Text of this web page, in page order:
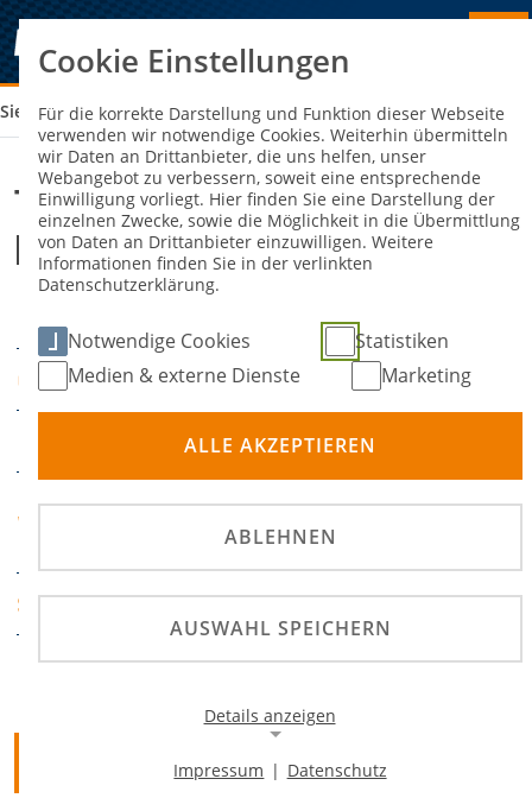
Sie sind hier: TRADITIONELLER SPEEDWAY 4 LÄNDERKAMPF
Traditioneller Speedway 4
Länderkampf
20. April 2025
ORT Pocking
Bahnsport
VERANSTALTER
MSC Pocking e.V. im
DMV
SPORTABTEILUNG DMV
Cookie Einstellungen
Für die korrekte Darstellung und Funktion dieser Webseite
verwenden wir notwendige Cookies. Weiterhin übermitteln
wir Daten an Drittanbieter, die uns helfen, unser
Webangebot zu verbessern, soweit eine entsprechende
Einwilligung vorliegt. Hier finden Sie eine Darstellung der
einzelnen Zwecke, sowie die Möglichkeit in die Übermittlung
von Daten an Drittanbieter einzuwilligen. Weitere
Informationen finden Sie in der verlinkten
Datenschutzerklärung.
Notwendige Cookies
Statistiken
Medien & externe Dienste
Marketing
ALLE AKZEPTIEREN
ABLEHNEN
AUSWAHL SPEICHERN
Details anzeigen
Impressum | Datenschutz